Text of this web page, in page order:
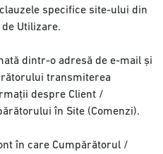
specifice site-ului din
Utilizare.
dintr-o adresă de e-mail și
transmiterea
despre Client /
în Site (Comenzi).
în care Cumpărătorul /